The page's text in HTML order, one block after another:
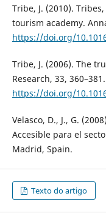
Tribe, J. (2010).
tourism academy.
https://doi.org/
Tribe, J. (2006). The
Research, 33, 360–381.
https://doi.org/
Velasco, D., J., G.
Accesible para el
Madrid, Spain.
Texto do artigo